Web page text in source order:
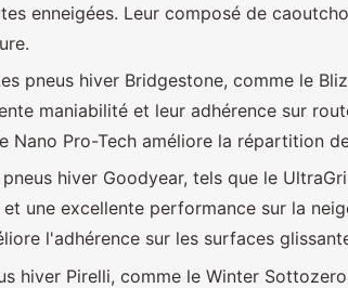
enneigées. Leur composé de
pneus hiver Bridgestone, comme le
maniabilité et leur adhérence sur
Nano Pro-Tech améliore la répartition
pneus hiver Goodyear, tels que le
une excellente performance sur la
l'adhérence sur les surfaces
hiver Pirelli, comme le Winter